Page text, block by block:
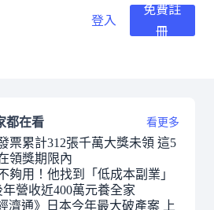
登入
免費註
冊
都在看 看更多
票累計312張千萬大獎未領 這5
領獎期限內
夠用！他找到「低成本副業」
年營收近400萬元養全家
濟通》日本今年最大破產案 上